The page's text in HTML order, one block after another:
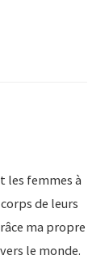
les femmes à
de leurs
ma propre
le monde.